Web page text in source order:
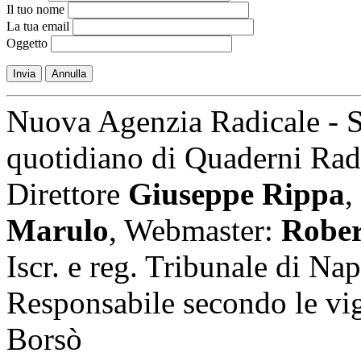
Il tuo nome
La tua email
Oggetto
Invia Annulla
Nuova Agenzia Radicale -
quotidiano di Quaderni
Direttore Giuseppe Rippa,
Marulo, Webmaster:
Iscr. e reg. Tribunale di
Responsabile secondo le
Borsò